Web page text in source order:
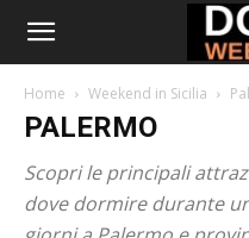
Home Weekend in Sicilia
PALERMO
Scopri le principali
dove dormire durante